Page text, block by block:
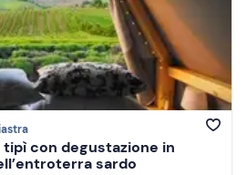
con degustazione in
sardo